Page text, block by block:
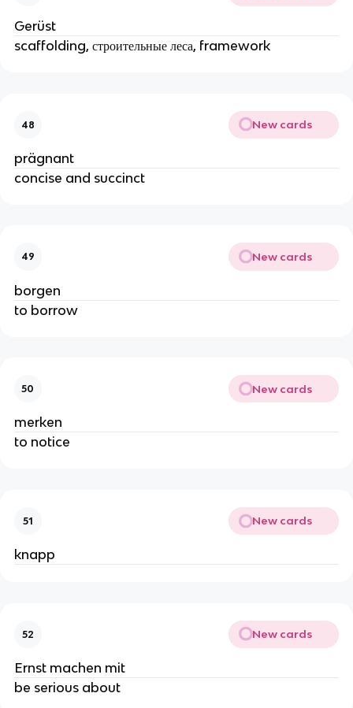
Gerüst
scaffolding, строительные леса, framework
48 New cards
prägnant
concise and succinct
49 New cards
borgen
to borrow
50 New cards
merken
to notice
51 New cards
knapp
52 New cards
Ernst machen mit
be serious about